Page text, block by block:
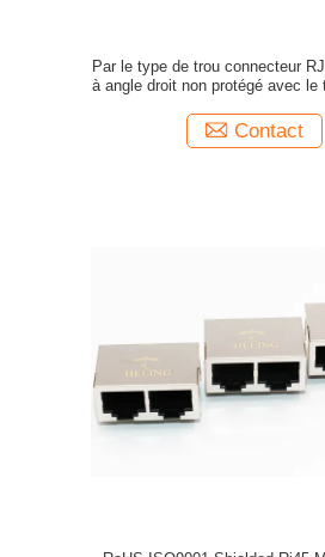
Par le type de trou connecteur
à angle droit non protégé avec le
Contact